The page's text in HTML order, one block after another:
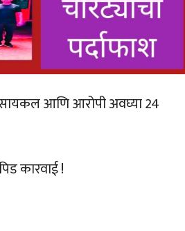
आणि आरोपी अवघ्या 24
कारवाई !